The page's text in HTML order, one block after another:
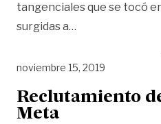
tangenciales que se tocó
surgidas a…
noviembre 15, 2019
Reclutamiento
Meta